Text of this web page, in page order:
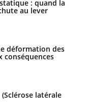
: quand la
au lever
déformation des
conséquences
latérale